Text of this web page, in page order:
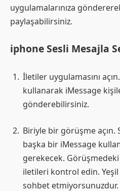
uygulamalarınıza
paylaşabilirsiniz.
iphone Sesli Mesajla
İletiler uygulamasını
kullanarak iMessage
gönderebilirsiniz.
Biriyle bir görüşme
başka bir iMessage
gerekecek.
iletileri kontrol edin. Yeşil
sohbet